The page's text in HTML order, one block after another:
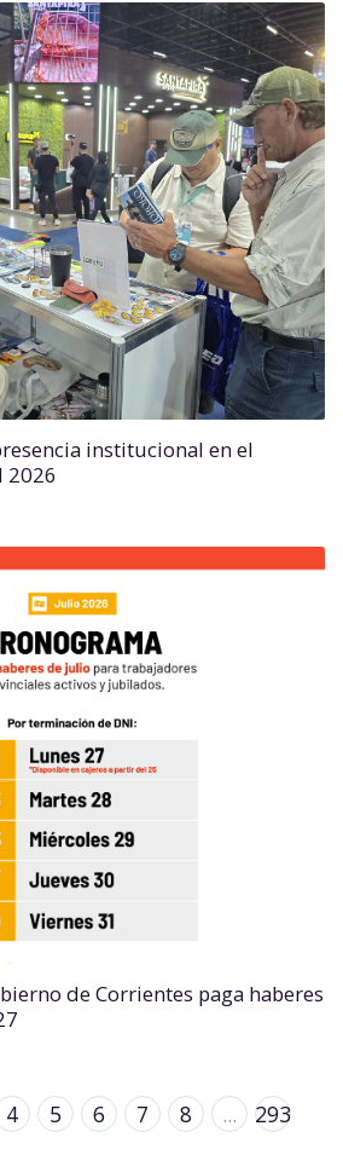
institucional en el
2026
de Corrientes paga haberes
4 5 6 7 8 ...
293